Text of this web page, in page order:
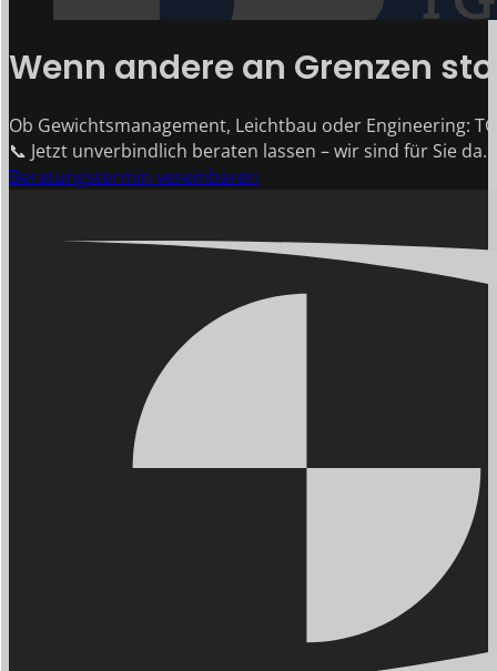
Wenn andere an Grenzen
Ob Gewichtsmanagement, Leichtbau oder Engineering:
📞 Jetzt unverbindlich beraten lassen – wir sind für Sie da.
Beratungstermin vereinbaren